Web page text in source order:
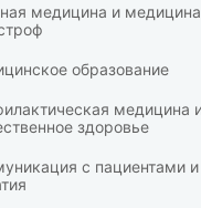
медицина и медицина
образование
медицина
здоровье
с пациентами и